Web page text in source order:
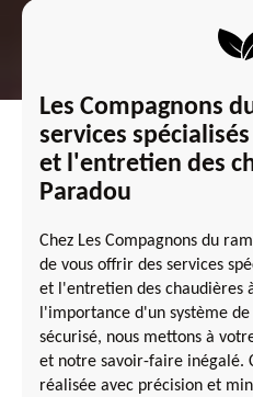
Les Compagnons
services
et l'entretien des
Paradou
Chez Les Compagnons du
de vous offrir des services
et l'entretien des chaudières
l'importance d'un système
sécurisé, nous mettons à
et notre savoir-faire inégalé.
réalisée avec précision et